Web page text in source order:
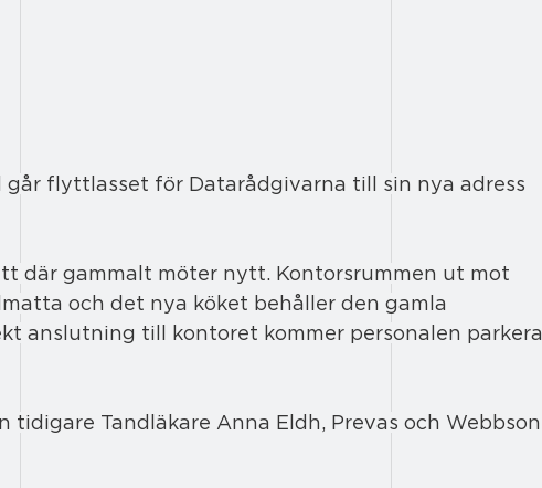
går flyttlasset för Datarådgivarna till sin nya adress
där gammalt möter nytt. Kontorsrummen ut mot
och det nya köket behåller den gamla
anslutning till kontoret kommer personalen parkera
Tandläkare Anna Eldh, Prevas och Webbson.